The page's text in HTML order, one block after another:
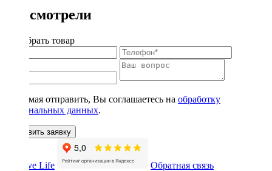
Вы смотрели
Подобрать товар
Нажимая отправить, Вы соглашаетесь на обработку
персональных данных.
Оставить заявку
Обратная связь